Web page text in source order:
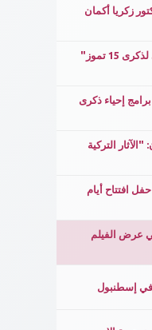
زكريا أكمان
افتتح "المعرض الفني الجماعي لذكرى 15 تموز"
إحياء ذكرى
التركية
افتتاح أيام
عرض الفيلم
في إسطنبول